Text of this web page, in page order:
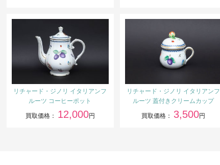
リチャード・ジノリ イタリアンフ
ルーツ コーヒーポット
買取価格： 12,000円
リチャード・ジノリ イタリアンフ
ルーツ 蓋付きクリームカップ
買取価格： 3,500円